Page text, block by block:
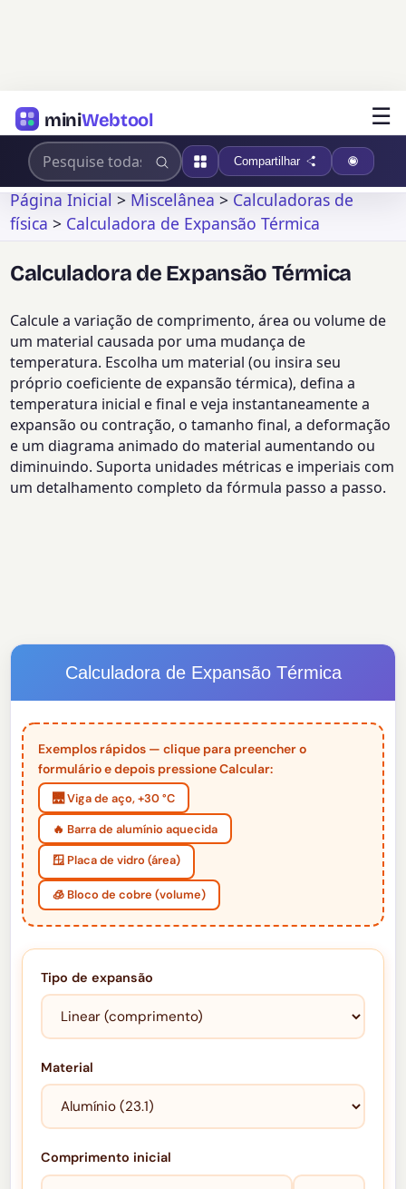
miniWebtool ☰
Compartilhar
Página Inicial>Miscelânea>Calculadoras de
física > Calculadora de Expansão Térmica
Calculadora de Expansão Térmica
Calcule a variação de comprimento, área ou volume de
um material causada por uma mudança de
temperatura. Escolha um material (ou insira seu
próprio coeficiente de expansão térmica), defina a
temperatura inicial e final e veja instantaneamente a
expansão ou contração, o tamanho final, a deformação
e um diagrama animado do material aumentando ou
diminuindo. Suporta unidades métricas e imperiais com
um detalhamento completo da fórmula passo a passo.
Calculadora de Expansão Térmica
Exemplos rápidos — clique para preencher o
formulário e depois pressione Calcular:
🌉 Viga de aço, +30 °C
🔥 Barra de alumínio aquecida
🪟 Placa de vidro (área)
🧊 Bloco de cobre (volume)
Tipo de expansão
Material
Comprimento inicial